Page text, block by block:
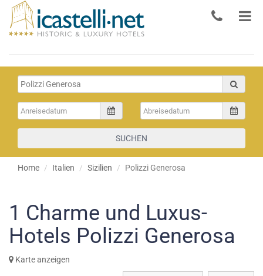
SUCHEN
Home Italien Sizilien Polizzi Generosa
1 Charme und Luxus-
Hotels Polizzi Generosa
Karte anzeigen